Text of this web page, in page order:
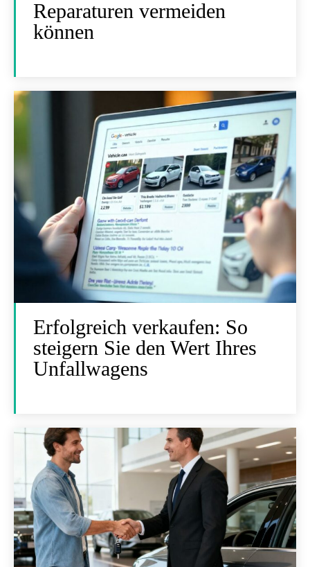
Reparaturen vermeiden
können
Erfolgreich verkaufen: So
steigern Sie den Wert Ihres
Unfallwagens